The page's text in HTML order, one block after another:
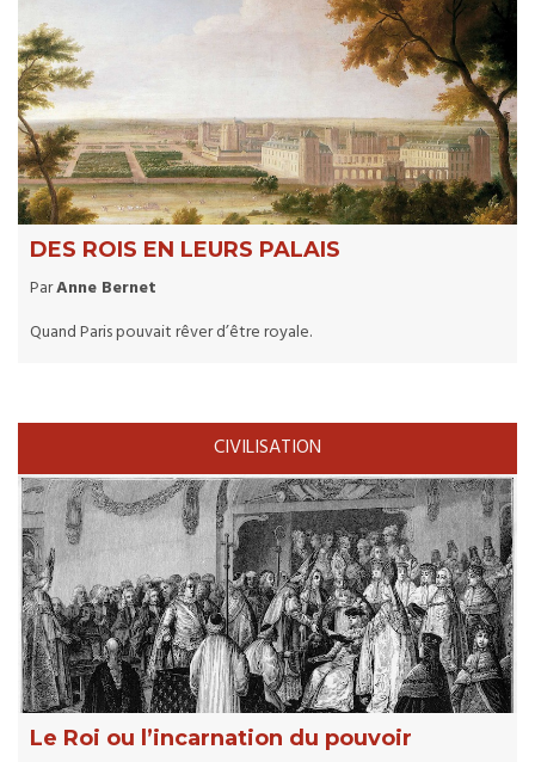
DES ROIS EN LEURS PALAIS
ParAnne Bernet
Quand Paris pouvait rêver d’être royale.
CIVILISATION
Le Roi ou l’incarnation du pouvoir